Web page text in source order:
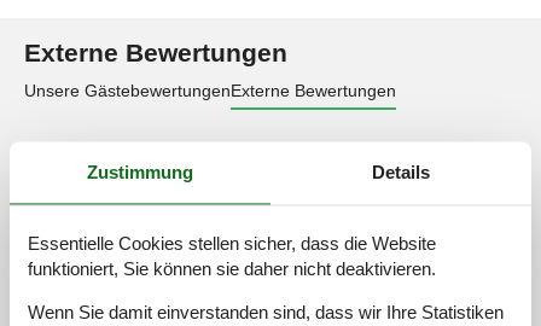
Externe Bewertungen
Unsere GästebewertungenExterne Bewertungen
3,0
Zufahrtsstraße:
Innenausstattung:
Küche:
3,0
Zustimmung Details
Essentielle Cookies stellen sicher, dass die Website
funktioniert, Sie können sie daher nicht deaktivieren.
Wenn Sie damit einverstanden sind, dass wir Ihre Statistiken